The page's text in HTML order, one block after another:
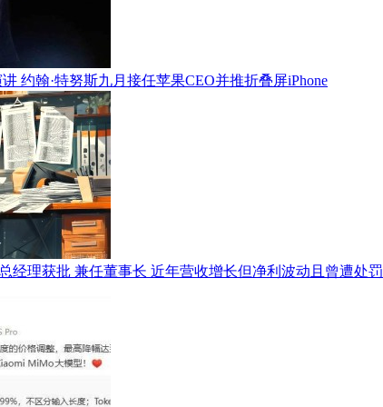
约翰·特努斯九月接任苹果CEO并推折叠屏iPhone
经理获批 兼任董事长 近年营收增长但净利波动且曾遭处罚